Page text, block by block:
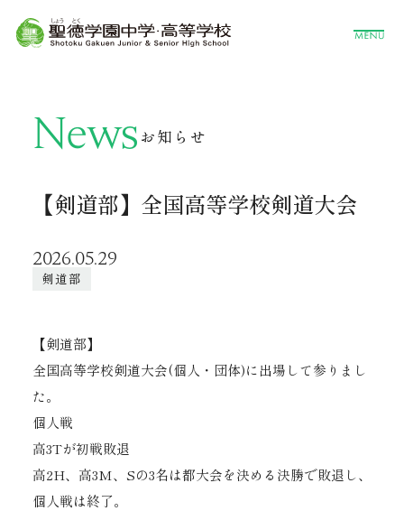
News お知らせ
【剣道部】全国高等学校剣道大会
2026.05.29
剣道部
【剣道部】
全国高等学校剣道大会(個人・団体)に出場して参りまし
た。
個人戦
高3Tが初戦敗退
高2H、高3M、Sの3名は都大会を決める決勝で敗退し、
個人戦は終了。